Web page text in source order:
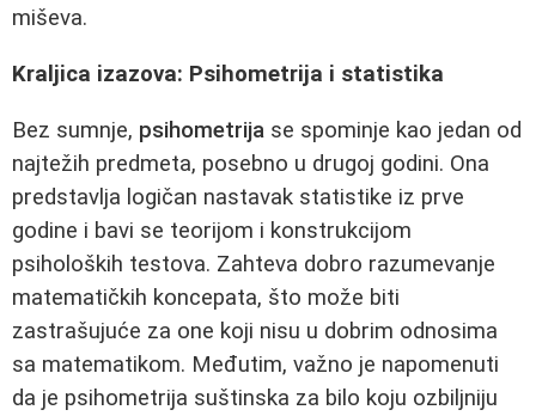
miševa.
Kraljica izazova: Psihometrija i statistika
Bez sumnje, psihometrija se spominje kao jedan od
najtežih predmeta, posebno u drugoj godini. Ona
predstavlja logičan nastavak statistike iz prve
godine i bavi se teorijom i konstrukcijom
psiholoških testova. Zahteva dobro razumevanje
matematičkih koncepata, što može biti
zastrašujuće za one koji nisu u dobrim odnosima
sa matematikom. Međutim, važno je napomenuti
da je psihometrija suštinska za bilo koju ozbiljniju